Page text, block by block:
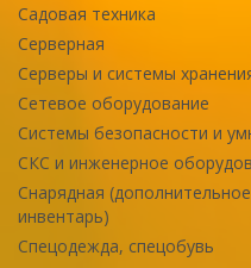
Садовая техника
Серверная
Серверы и системы
Сетевое оборудование
Системы безопасности и
СКС и инженерное
Снарядная
инвентарь)
Спецодежда, спецобувь